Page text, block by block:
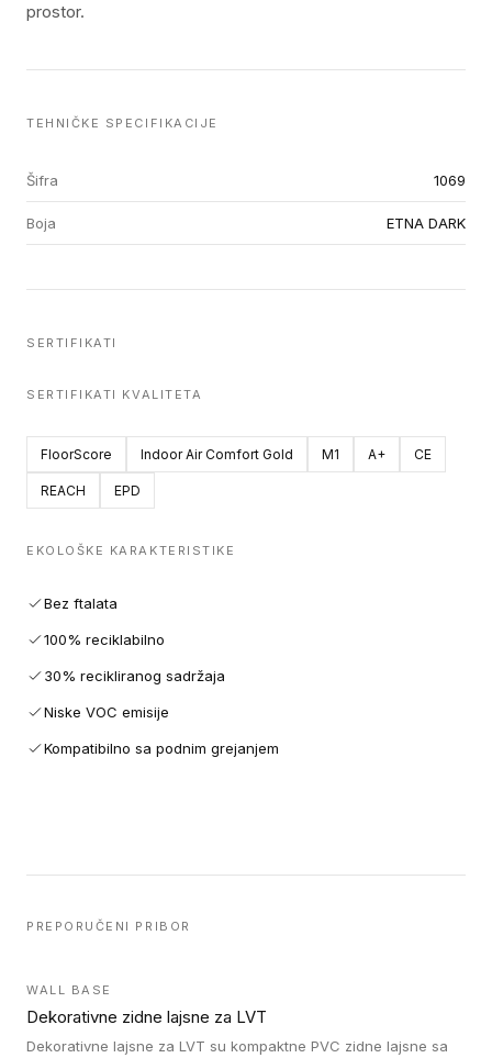
prostor.
TEHNIČKE SPECIFIKACIJE
Šifra 1069
Boja ETNA DARK
SERTIFIKATI
SERTIFIKATI KVALITETA
FloorScore Indoor Air Comfort Gold M1 A+ CE
REACH EPD
EKOLOŠKE KARAKTERISTIKE
Bez ftalata
100% reciklabilno
30% recikliranog sadržaja
Niske VOC emisije
Kompatibilno sa podnim grejanjem
PREPORUČENI PRIBOR
WALL BASE
Dekorativne zidne lajsne za LVT
Dekorativne lajsne za LVT su kompaktne PVC zidne lajsne sa